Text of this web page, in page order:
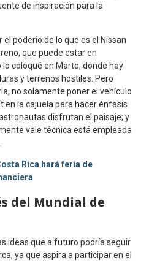
de inspiración para la
poderío de lo que es el Nissan
que puede estar en
coloqué en Marte, donde hay
y terrenos hostiles. Pero
no solamente poner el vehículo
en la cajuela para hacer énfasis
disfrutan el paisaje; y
vale técnica está empleada
Rica hará feria de
del Mundial de
ideas que a futuro podría seguir
ya que aspira a participar en el